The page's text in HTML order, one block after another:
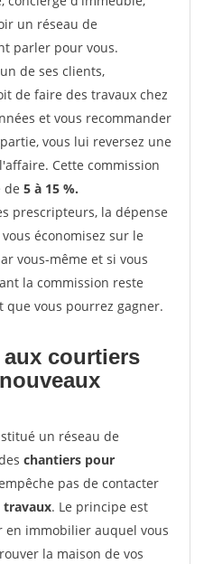
un réseau de
parler pour vous.
de ses clients,
de faire des travaux chez
et vous recommander
vous lui reversez une
Cette commission
de 5 à 15 %.
prescripteurs, la dépense
économisez sur le
vous-même et si vous
la commission reste
vous pourrez gagner.
courtiers
un réseau de
chantiers pour
pas de contacter
travaux. Le principe est
en immobilier auquel vous
la maison de vos